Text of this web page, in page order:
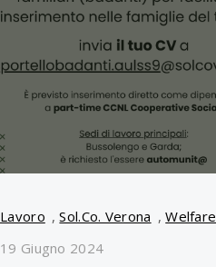
Lavoro ,Sol.Co. Verona ,Welfare
19 Giugno 2024